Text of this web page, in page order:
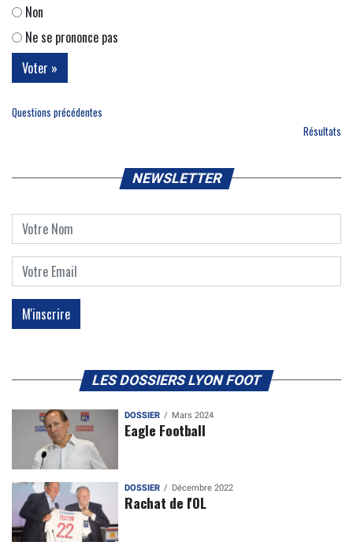
Non
Ne se prononce pas
Questions précédentes
Résultats
NEWSLETTER
LES DOSSIERS LYON FOOT
DOSSIER Mars 2024
Eagle Football
DOSSIER Décembre 2022
Rachat de l'OL